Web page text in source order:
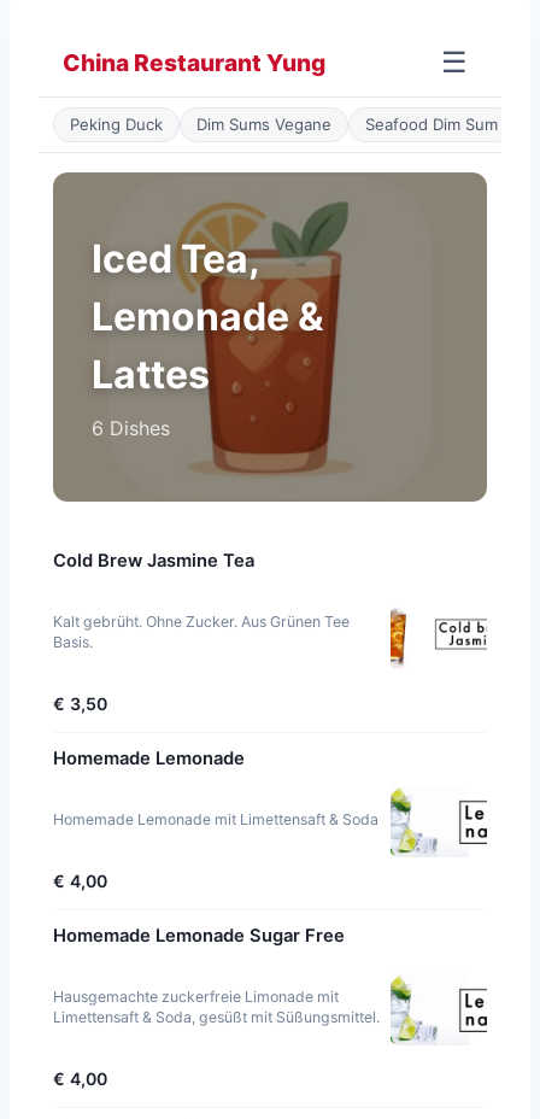
springen
China Restaurant Yung ☰
Peking Duck Dim Sums Vegane Seafood Dim Sum
Iced Tea,
Lemonade &
Lattes
6 Dishes
Cold Brew Jasmine Tea
Kalt gebrüht. Ohne Zucker. Aus Grünen Tee
Basis.
€ 3,50
Homemade Lemonade
Homemade Lemonade mit Limettensaft & Soda
€ 4,00
Homemade Lemonade Sugar Free
Hausgemachte zuckerfreie Limonade mit
Limettensaft & Soda, gesüßt mit Süßungsmittel.
€ 4,00